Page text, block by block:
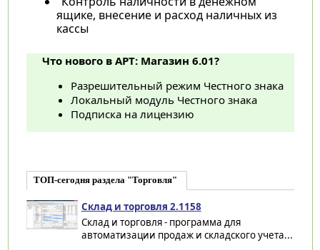
ящике, внесение и расход наличных из
кассы
Что нового в АРТ: Магазин 6.01?
Разрешительный режим Честного знака
Локальный модуль Честного знака
Подписка на лицензию
ТОП-сегодня раздела "Торговля"
Склад и торговля 2.1158
Склад и торговля - программа для
автоматизации продаж и складского учета...